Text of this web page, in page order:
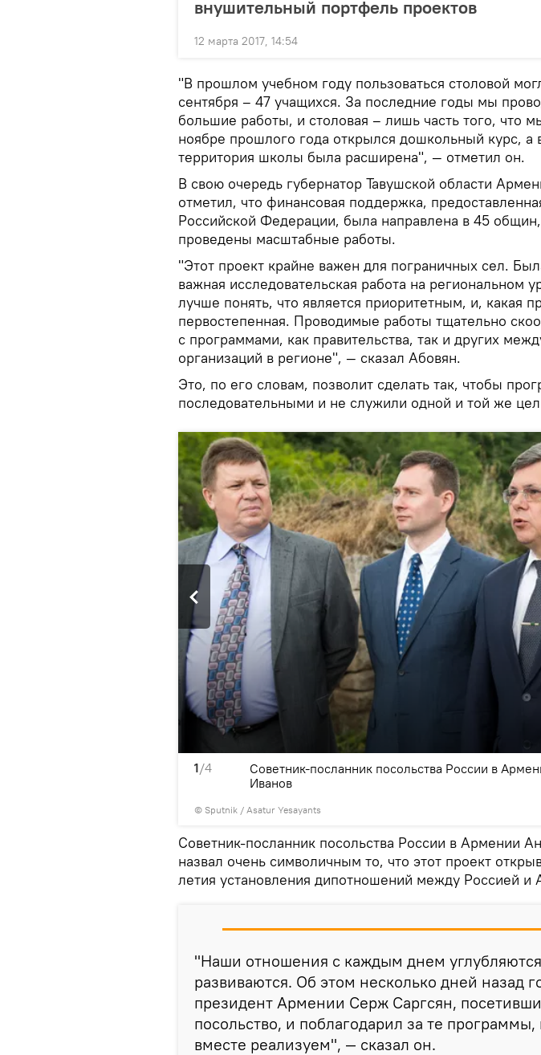
внушительный портфель проектов
12 марта 2017, 14:54
"В прошлом учебном году пользоваться столовой
сентября – 47 учащихся. За последние годы мы
большие работы, и столовая – лишь часть того, что
ноябре прошлого года открылся дошкольный курс, а
территория школы была расширена", — отметил он.
В свою очередь губернатор Тавушской области
отметил, что финансовая поддержка,
Российской Федерации, была направлена в 45
проведены масштабные работы.
"Этот проект крайне важен для пограничных сел.
важная исследовательская работа на региональном
лучше понять, что является приоритетным, и, какая
первостепенная. Проводимые работы тщательно
с программами, как правительства, так и других
организаций в регионе", — сказал Абовян.
Это, по его словам, позволит сделать так, чтобы
последовательными и не служили одной и той же
1/4
© Sputnik / Asatur Yesayants
Советник-посланник посольства России в
Иванов
Советник-посланник посольства России в Армении
назвал очень символичным то, что этот проект
летия установления дипотношений между Россией и
"Наши отношения с каждым днем
развиваются. Об этом несколько дней назад
президент Армении Серж Саргсян,
посольство, и поблагодарил за те
вместе реализуем", — сказал он.